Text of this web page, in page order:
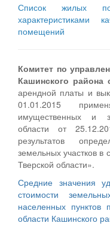
Список жилых
характеристиками
помещений
Комитет по
Кашинского района
арендной платы и
01.01.2015
имущественных и
области от
результатов
земельных участков в
Тверской области».
Средние значения
стоимости
населенных пунктов
области Кашинского